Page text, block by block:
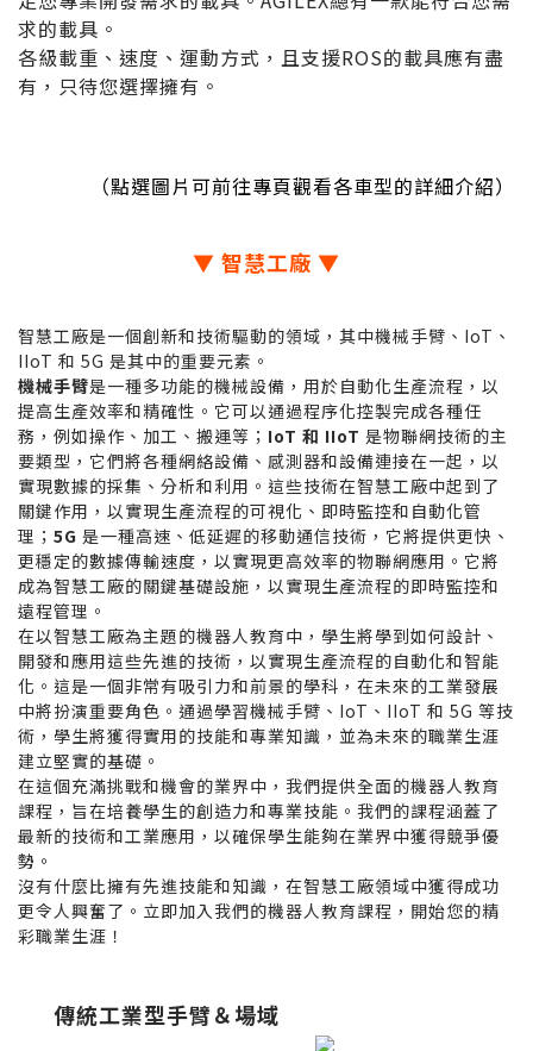
求的載具。
各級載重、速度、運動方式，且支援ROS的載具應有盡
有，只待您選擇擁有。
（點選圖片可前往專頁觀看各車型的詳細介紹）
▼ 智慧工廠 ▼
智慧工廠是一個創新和技術驅動的領域，其中機械手臂、IoT、
IIoT 和 5G 是其中的重要元素。
機械手臂是一種多功能的機械設備，用於自動化生產流程，以
提高生產效率和精確性。它可以通過程序化控製完成各種任
務，例如操作、加工、搬運等； IoT 和 IIoT 是物聯網技術的主
要類型，它們將各種網絡設備、感測器和設備連接在一起，以
實現數據的採集、分析和利用。這些技術在智慧工廠中起到了
關鍵作用，以實現生產流程的可視化、即時監控和自動化管
理； 5G 是一種高速、低延遲的移動通信技術，它將提供更快、
更穩定的數據傳輸速度，以實現更高效率的物聯網應用。它將
成為智慧工廠的關鍵基礎設施，以實現生產流程的即時監控和
遠程管理。
在以智慧工廠為主題的機器人教育中，學生將學到如何設計、
開發和應用這些先進的技術，以實現生產流程的自動化和智能
化。這是一個非常有吸引力和前景的學科，在未來的工業發展
中將扮演重要角色。通過學習機械手臂、IoT、IIoT 和 5G 等技
術，學生將獲得實用的技能和專業知識，並為未來的職業生涯
建立堅實的基礎。
在這個充滿挑戰和機會的業界中，我們提供全面的機器人教育
課程，旨在培養學生的創造力和專業技能。我們的課程涵蓋了
最新的技術和工業應用，以確保學生能夠在業界中獲得競爭優
勢。
沒有什麼比擁有先進技能和知識，在智慧工廠領域中獲得成功
更令人興奮了。立即加入我們的機器人教育課程，開始您的精
彩職業生涯！
傳統工業型手臂＆場域